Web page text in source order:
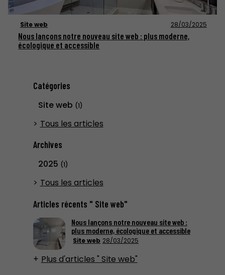
Catégories
Site web (1)
Tous les articles
Archives
2025 (1)
Tous les articles
Articles récents " Site web"
Site web 28/03/2025
Nous lançons notre nouveau site web :
plus moderne, écologique et accessible
Plus d'articles " Site web"
Site web 28/03/2025
Nous lançons notre nouveau site web : plus moderne,
écologique et accessible